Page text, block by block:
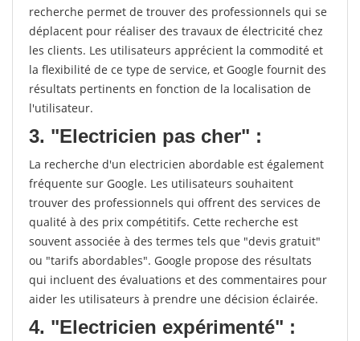
recherche permet de trouver des professionnels qui se
déplacent pour réaliser des travaux de électricité chez
les clients. Les utilisateurs apprécient la commodité et
la flexibilité de ce type de service, et Google fournit des
résultats pertinents en fonction de la localisation de
l'utilisateur.
3. "Electricien pas cher" :
La recherche d'un electricien abordable est également
fréquente sur Google. Les utilisateurs souhaitent
trouver des professionnels qui offrent des services de
qualité à des prix compétitifs. Cette recherche est
souvent associée à des termes tels que "devis gratuit"
ou "tarifs abordables". Google propose des résultats
qui incluent des évaluations et des commentaires pour
aider les utilisateurs à prendre une décision éclairée.
4. "Electricien expérimenté" :